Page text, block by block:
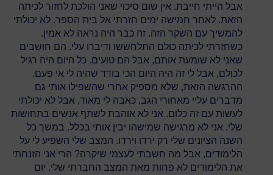
אבל הייתי חייבת. אין שום סיכוי שאני הולכת לחזור לכיתה
הזאת. לאחר חמישה ימים חזרתי אל בית הספר. לא יכולתי
להמשיך עם השקר הזה. זה כבר היה נראה לא אמין.
כשחזרתי לכיתה כולם התלחששו ודיברו עלי. הם חושבים
שאני לא שומעת אותם, אבל הם טועים. כל היום היה רגיל
לכולם, אבל לי זה היה היום הכי בודד שהיה לי אי פעם.
ההרגשה הזאת, שלא מספיק אחרי שהשפילו אותי גם
מדברים עליי מאחורי הגב, כאבה לי מאוד, אבל לא יכולתי
לעשות עם זה כלום. אני לא אוהבת לשתף אנשים בתחושות
שלי. אני לא מרגישה שמישהו יבין אותי בכלל. במשך כל
השנה הציונים שלי רק ירדו וירדו. המצב שלי השפיע לי על
הלימודים, אבל מה חשבתי לעצמי שיקרה? הרי אני הזנחתי
את הלימודים לא פחות מאת המצב החברתי שלי. יום